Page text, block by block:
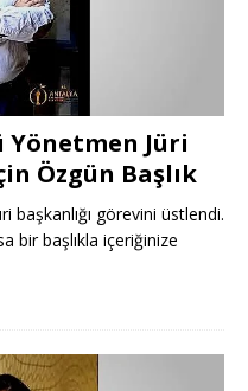
Jüri
Özgün Başlık
başkanlığı görevini üstlendi.
bir başlıkla içeriğinize